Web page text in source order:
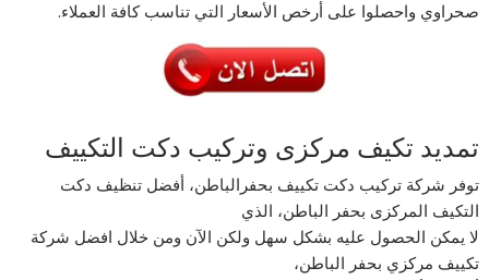
صحراوي واحصلوا على أرخص الأسعار التي تناسب كافة العملاء.
تمديد تكيف مركزى وتركيب دكت التكييف
توفر شركة تركيب دكت تكييف بحفرالباطن، أفضل تنظيف دكت
التكيف المركزى بحفر الباطن، الذي
لا يمكن الحصول عليه بشكل سهل ولكن الآن ومن خلال افضل شركة
تكييف مركزي بحفر الباطن،